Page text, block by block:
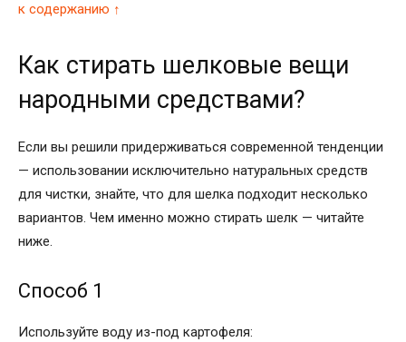
к содержанию ↑
Как стирать шелковые вещи
народными средствами?
Если вы решили придерживаться современной тенденции
— использовании исключительно натуральных средств
для чистки, знайте, что для шелка подходит несколько
вариантов. Чем именно можно стирать шелк — читайте
ниже.
Способ 1
Используйте воду из-под картофеля: